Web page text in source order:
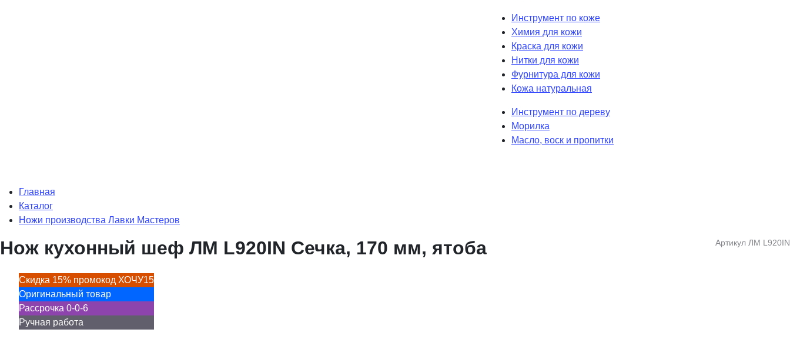
Инструмент по коже
Химия для кожи
Краска для кожи
Нитки для кожи
Фурнитура для кожи
Кожа натуральная
Инструмент по дереву
Морилка
Масло, воск и пропитки
Главная
Каталог
Ножи производства Лавки Мастеров
Артикул ЛМ L920IN
Нож кухонный шеф ЛМ L920IN Сечка, 170 мм, ятоба
Скидка 15% промокод ХОЧУ15
Оригинальный товар
Рассрочка 0-0-6
Ручная работа